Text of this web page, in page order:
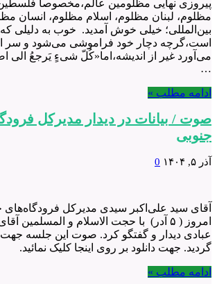
پیروزی نهایی مظلومین عالم،مخصوصاً
مظلوم، لبنان مظلوم، اسلام مظلوم، انسان
بین‌المللی؛ خیلی خوش آمدید. خوب به دلیلی که
است،گرچه دچار خود فراموشی می‌شود و سر
می‌آورد غیر از اندیشه،اما«کُلّ شیءٍ یَرجعُ الی
…
ادامه مطلب »
صوت / بیانات در دیدار مدیرکل
جنوبی
آذر ۵, ۱۴۰۴ 0
آقای سید علی‌اکبر سیدی مدیرکل
امروز ( ۵ آدر) با حجت الاسلام و المسلمین
عبادی دیدار و گفتگو کرد. صوت این جلسه جهت
گردید. جهت دانلود بر روی اینجا کلیک نمائید.
ادامه مطلب »